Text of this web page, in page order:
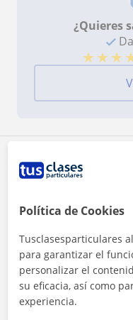
¿Quieres
★ ★ ★
Zona de Sergio
+ −
Política de Cookies
Tusclasesparticulares
para garantizar el
personalizar el
su eficacia, así como
experiencia.